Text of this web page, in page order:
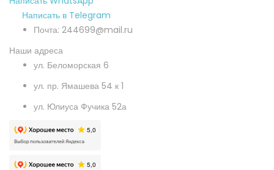
Написать в Telegram
Почта: 244699@mail.ru
Наши адреса
ул. Беломорская 6
ул. пр. Ямашева 54 к 1
ул. Юлиуса Фучика 52а